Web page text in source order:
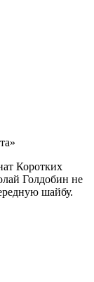
Коротких
Голдобин не
шайбу.